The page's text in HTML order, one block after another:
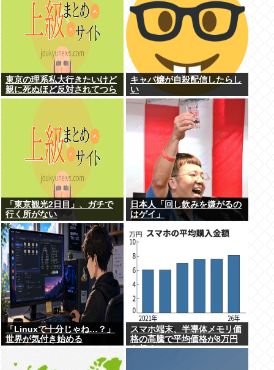
東京の理系私大行きたいけど
親に死ぬほど反対されてつら
い
キャバ嬢が自殺配信したらし
い
「東京観光2日目」、ガチで
行く所がない
日本人「回し飲みを嫌がるの
はゲイ」
「Linuxで十分じゃね…？」
世界が気付き始める
スマホ端末、半導体メモリ価
格の高騰で平均価格が8万円
を超す